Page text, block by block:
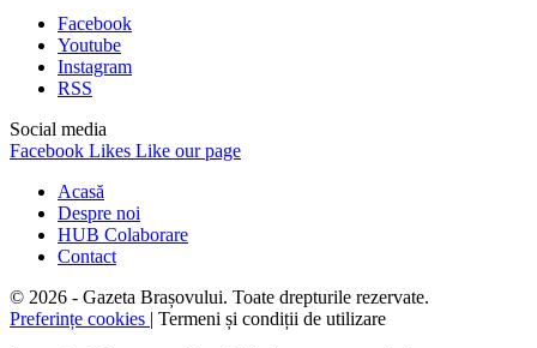
Facebook
Youtube
Instagram
RSS
Social media
Facebook Likes Like our page
Acasă
Despre noi
HUB Colaborare
Contact
© 2026 - Gazeta Brașovului. Toate drepturile rezervate.
Preferințe cookies | Termeni și condiții de utilizare